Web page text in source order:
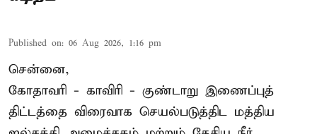
Published on: 06 Aug 2026, 1:16 pm
சென்னை,
கோதாவரி - காவிரி - குண்டாறு இணைப்புத்
திட்டத்தை விரைவாக செயல்படுத்திட மத்திய